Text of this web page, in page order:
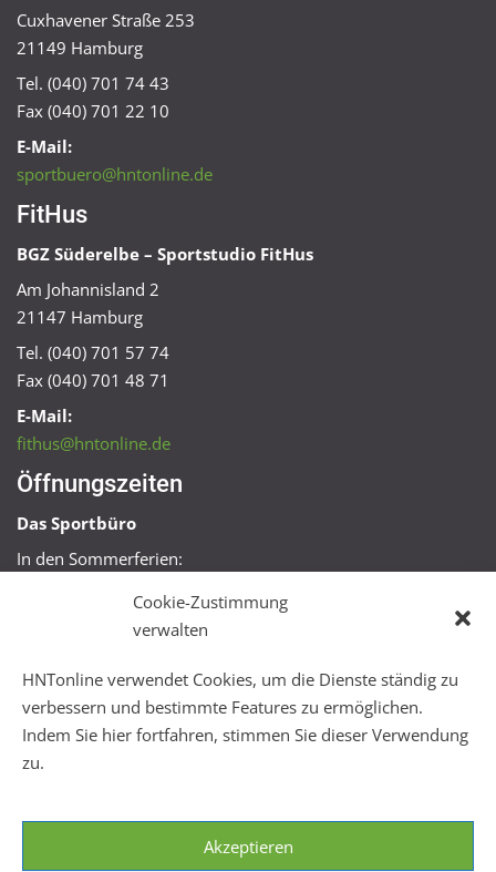
Cookie-Zustimmung
verwalten
HNTonline verwendet Cookies, um die Dienste ständig zu
verbessern und bestimmte Features zu ermöglichen.
Indem Sie hier fortfahren, stimmen Sie dieser Verwendung
zu.
Akzeptieren
Cuxhavener Straße 253
21149 Hamburg
Tel. (040) 701 74 43
Fax (040) 701 22 10
E-Mail:
sportbuero@hntonline.de
FitHus
BGZ Süderelbe – Sportstudio FitHus
Am Johannisland 2
21147 Hamburg
Tel. (040) 701 57 74
Fax (040) 701 48 71
E-Mail:
fithus@hntonline.de
Öffnungszeiten
Das Sportbüro
In den Sommerferien:
Mo + Mi 16:00 – 18:00 Uhr
Mo – Fr 08:00 – 22:00 Uhr
Sa + So 10:00 – 18:00 Uhr